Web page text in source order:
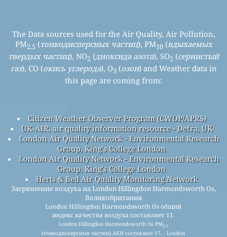
The Data sources used for the Air Quality, Air Pollution,
PM2.5 (тонкодисперсных частиц), PM10(вдыхаемых
твердых частиц), NO2 (диоксида азота), SO2 (сернистый
газ), CO (окись углерода), O3 (озон) and Weather data in
this page are coming from:
Citizen Weather Observer Program (CWOP/APRS)
UK-AIR, air quality information resource - Defra, UK
London Air Quality Network - Environmental Research
Group, King's College London
London Air Quality Network - Environmental Research
Group, King's College London
Herts & Bed Air Quality Monitoring Network
Загрязнение воздуха на London Hillingdon Harmondsworth Os,
Великобритания
London Hillingdon Harmondsworth Os общий
индекс качества воздуха составляет 11.
London Hillingdon Harmondsworth Os PM2.5
(тонкодисперсных частиц) АКИ составляет 17. - London